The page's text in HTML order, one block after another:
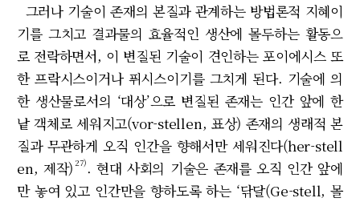
그러나 기술이 존재의 본질과 관계하는 방법론적 지혜이
기를 그치고 결과물의 효율적인 생산에 몰두하는 활동으
로 전락하면서, 이 변질된 기술이 견인하는 포이에시스 또
한 프락시스이거나 퓌시스이기를 그치게 된다. 기술에 의
한 생산물로서의 ‘대상’으로 변질된 존재는 인간 앞에 한
낱 객체로 세워지고(vor-stellen, 표상) 존재의 생래적 본
질과 무관하게 오직 인간을 향해서만 세워진다(her-stell
en, 제작) 27). 현대 사회의 기술은 존재를 오직 인간 앞에
만 놓여 있고 인간만을 향하도록 하는 ‘닦달(Ge-stell, 몰